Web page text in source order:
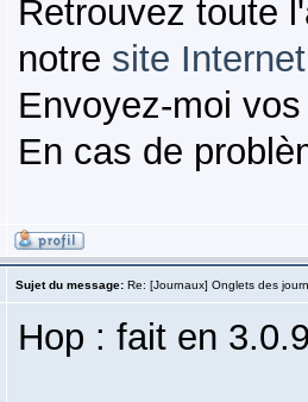
Retrouvez toute
notre site Internet
Envoyez-moi
En cas de
Sujet du message: Re: [Journaux] Onglets des
Hop : fait en